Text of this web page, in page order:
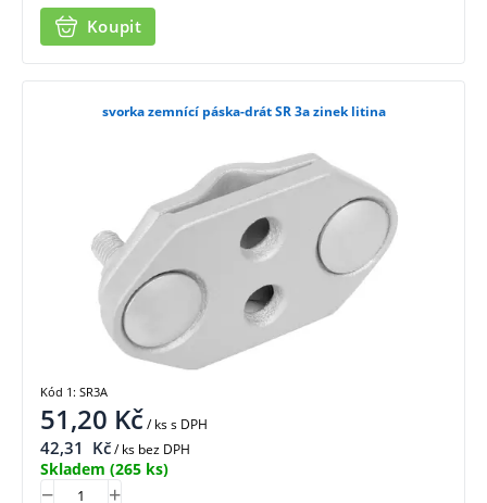
Koupit
svorka zemnící páska-drát SR 3a zinek litina
51,20 Kč/ kss DPH
42,31 Kč/ ks bez DPH
Skladem (265 ks)
Kód 1: SR3A